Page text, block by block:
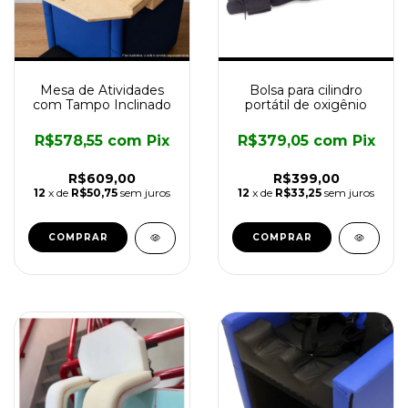
Mesa de Atividades
com Tampo Inclinado
R$609,00
R$578,55 com Pix
12 x de R$50,75 sem juros
Bolsa para cilindro
portátil de oxigênio
R$399,00
R$379,05 com Pix
12 x de R$33,25 sem juros